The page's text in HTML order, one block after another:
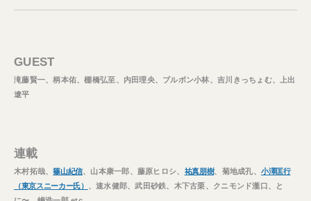
GUEST
滝藤賢一、柄本佑、棚橋弘至、内田理央、ブルボン小林、吉川きっちょむ、上出
遼平
連載
木村拓哉、篠山紀信、山本康一郎、藤原ヒロシ、 祐真朋樹、菊地成孔、 小澤匡行
（東京スニーカー氏） 、速水健郎、武田砂鉄、木下古栗、クニモンド瀧口、と